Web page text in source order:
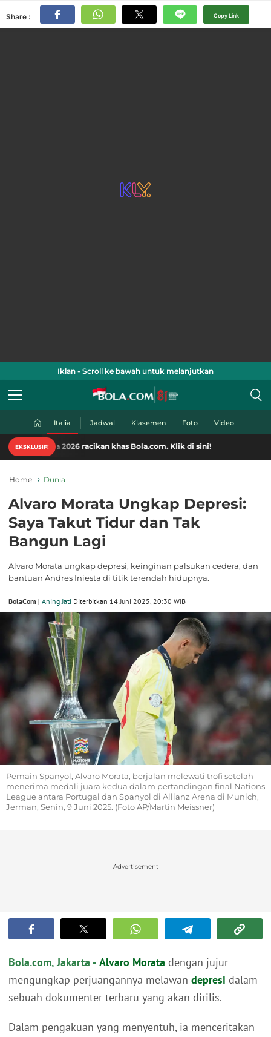
Share : Copy Link
Iklan - Scroll ke bawah untuk melanjutkan
Italia Jadwal Klasemen Foto Video
EKSKLUSIF!
racikan khas Bola.com. Klik di sini!
Home Dunia
Alvaro Morata Ungkap Depresi:
Saya Takut Tidur dan Tak
Bangun Lagi
Alvaro Morata ungkap depresi, keinginan palsukan cedera, dan
bantuan Andres Iniesta di titik terendah hidupnya.
BolaCom | Aning Jati Diterbitkan 14 Juni 2025, 20:30 WIB
Pemain Spanyol, Alvaro Morata, berjalan melewati trofi setelah
menerima medali juara kedua dalam pertandingan final Nations
League antara Portugal dan Spanyol di Allianz Arena di Munich,
Jerman, Senin, 9 Juni 2025. (Foto AP/Martin Meissner)
Advertisement
Bola.com, Jakarta - Alvaro Morata dengan jujur
mengungkap perjuangannya melawan depresi dalam
sebuah dokumenter terbaru yang akan dirilis.
Dalam pengakuan yang menyentuh, ia menceritakan